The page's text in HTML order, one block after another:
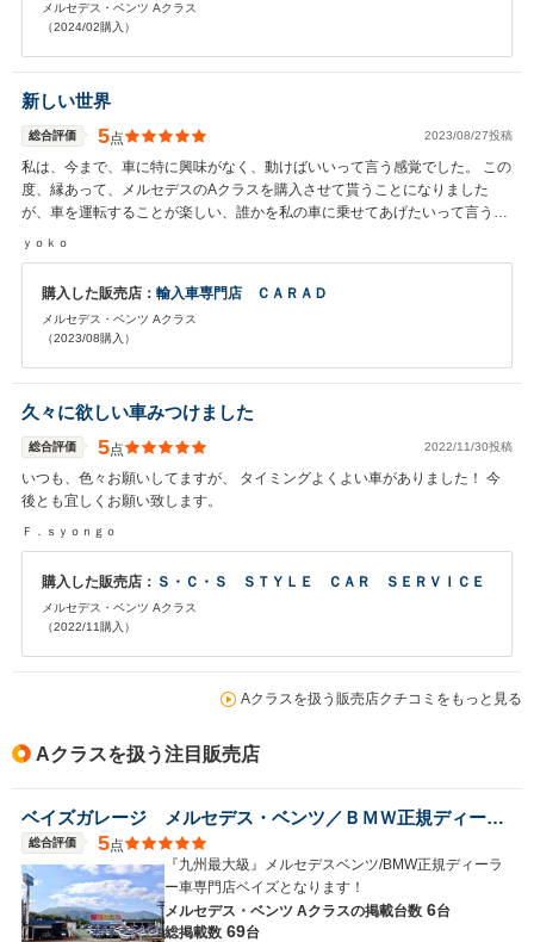
メルセデス・ベンツ Aクラス
（2024/02購入）
新しい世界
総合評価 5点 2023/08/27投稿
私は、今まで、車に特に興味がなく、動けばいいって言う感覚でした。 この
度、縁あって、メルセデスのAクラスを購入させて貰うことになりました
が、車を運転することが楽しい、誰かを私の車に乗せてあげたいって言う気
持ちになったのは初めてです。 こんな車に出会わせて貰えて、本当に感謝し
当に親切丁寧で、真夏の猛暑の中、汗を流しながら、真摯に対応していただ
き、感動しました。 そして、仕事が早い。 私も職業人として見習わなけれ
ばと思いました。 もし、また機会があれば、山口さんのお店で車を購入させ
て貰いたいし、友人にも紹介したいと思います。 もちろん、車の状態は文句
ｙｏｋｏ
購入した販売店： 輸入車専門店 ＣＡＲＡＤ
メルセデス・ベンツ Aクラス
（2023/08購入）
久々に欲しい車みつけました
総合評価 5点 2022/11/30投稿
いつも、色々お願いしてますが、 タイミングよくよい車がありました！ 今
後とも宜しくお願い致します。
Ｆ．ｓｙｏｎｇｏ
購入した販売店： Ｓ・Ｃ・Ｓ ＳＴＹＬＥ ＣＡＲ ＳＥＲＶＩＣＥ
メルセデス・ベンツ Aクラス
（2022/11購入）
Aクラスを扱う販売店クチコミをもっと見る
Aクラスを扱う注目販売店
ベイズガレージ メルセデス・ベンツ／ＢＭＷ正規ディーラー車専門店
総合評価 5点
『九州最大級』メルセデスベンツ/BMW正規ディーラ
ー車専門店ベイズとなります！
メルセデス・ベンツ Aクラスの掲載台数 6台
総掲載数 69台